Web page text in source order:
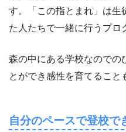
す。
「この指とまれ」は
た人たちで一緒に行うプロ
森の中にある学校なのでの
とができ感性を育てること
自分のペースで登校で